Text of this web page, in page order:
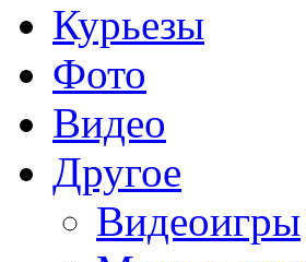
Курьезы
Фото
Видео
Другое
Видеоигры